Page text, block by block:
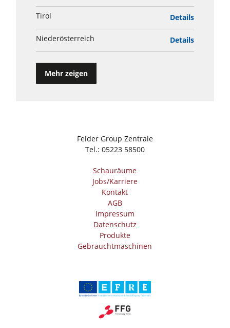
Tirol Details
Niederösterreich Details
Mehr zeigen
Felder Group Zentrale
Tel.: 05223 58500
Schauräume
Jobs/Karriere
Kontakt
AGB
Impressum
Datenschutz
Produkte
Gebrauchtmaschinen